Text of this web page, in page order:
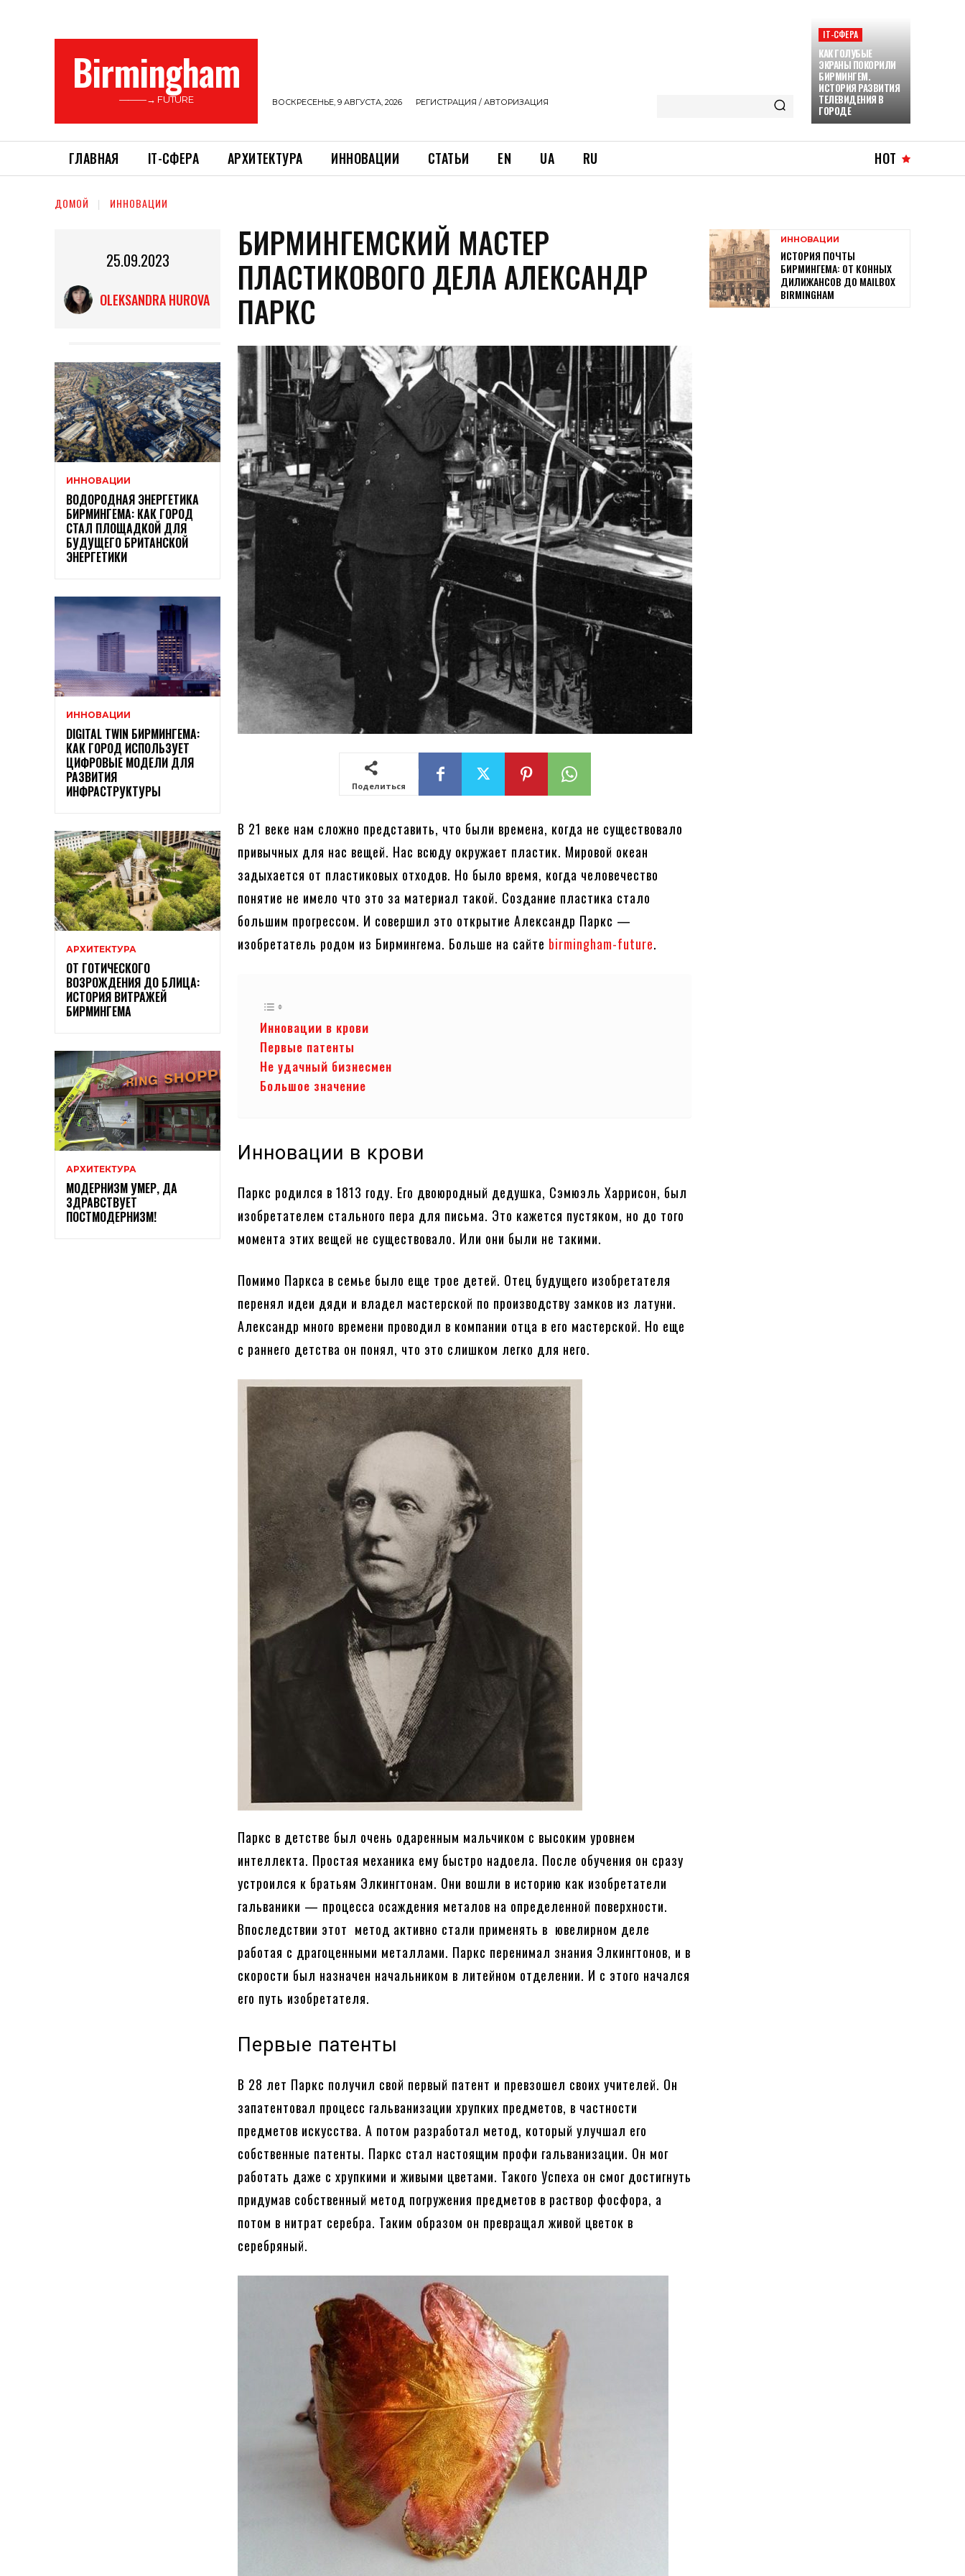
Birmingham
———→ FUTURE ВОСКРЕСЕНЬЕ, 9 АВГУСТА, 2026 РЕГИСТРАЦИЯ / АВТОРИЗАЦИЯ
ІТ-СФЕРА
КАК ГОЛУБЫЕ
ЭКРАНЫ ПОКОРИЛИ
БИРМИНГЕМ.
ИСТОРИЯ РАЗВИТИЯ
ТЕЛЕВИДЕНИЯ В
ГОРОДЕ
ГЛАВНАЯ ІТ-СФЕРА АРХИТЕКТУРА ИННОВАЦИИ СТАТЬИ EN UA RU HOT
ДОМОЙ ИННОВАЦИИ
25.09.2023
OLEKSANDRA HUROVA
ИННОВАЦИИ
ВОДОРОДНАЯ ЭНЕРГЕТИКА
БИРМИНГЕМА: КАК ГОРОД
СТАЛ ПЛОЩАДКОЙ ДЛЯ
БУДУЩЕГО БРИТАНСКОЙ
ЭНЕРГЕТИКИ
ИННОВАЦИИ
DIGITAL TWIN БИРМИНГЕМА:
КАК ГОРОД ИСПОЛЬЗУЕТ
ЦИФРОВЫЕ МОДЕЛИ ДЛЯ
РАЗВИТИЯ
ИНФРАСТРУКТУРЫ
АРХИТЕКТУРА
ОТ ГОТИЧЕСКОГО
ВОЗРОЖДЕНИЯ ДО БЛИЦА:
ИСТОРИЯ ВИТРАЖЕЙ
БИРМИНГЕМА
АРХИТЕКТУРА
МОДЕРНИЗМ УМЕР, ДА
ЗДРАВСТВУЕТ
ПОСТМОДЕРНИЗМ!
БИРМИНГЕМСКИЙ МАСТЕР
ПЛАСТИКОВОГО ДЕЛА АЛЕКСАНДР
ПАРКС
Поделиться
В 21 веке нам сложно представить, что были времена, когда не существовало
привычных для нас вещей. Нас всюду окружает пластик. Мировой океан
задыхается от пластиковых отходов. Но было время, когда человечество
понятие не имело что это за материал такой. Создание пластика стало
большим прогрессом. И совершил это открытие Александр Паркс —
изобретатель родом из Бирмингема. Больше на сайте birmingham-future.
Инновации в крови
Первые патенты
Не удачный бизнесмен
Большое значение
Инновации в крови
Паркс родился в 1813 году. Его двоюродный дедушка, Сэмюэль Харрисон, был
изобретателем стального пера для письма. Это кажется пустяком, но до того
момента этих вещей не существовало. Или они были не такими.
Помимо Паркса в семье было еще трое детей. Отец будущего изобретателя
перенял идеи дяди и владел мастерской по производству замков из латуни.
Александр много времени проводил в компании отца в его мастерской. Но еще
с раннего детства он понял, что это слишком легко для него.
Паркс в детстве был очень одаренным мальчиком с высоким уровнем
интеллекта. Простая механика ему быстро надоела. После обучения он сразу
устроился к братьям Элкингтонам. Они вошли в историю как изобретатели
гальваники — процесса осаждения металов на определенной поверхности.
Впоследствии этот метод активно стали применять в ювелирном деле
работая с драгоценными металлами. Паркс перенимал знания Элкингтонов, и в
скорости был назначен начальником в литейном отделении. И с этого начался
его путь изобретателя.
Первые патенты
В 28 лет Паркс получил свой первый патент и превзошел своих учителей. Он
запатентовал процесс гальванизации хрупких предметов, в частности
предметов искусства. А потом разработал метод, который улучшал его
собственные патенты. Паркс стал настоящим профи гальванизации. Он мог
работать даже с хрупкими и живыми цветами. Такого Успеха он смог достигнуть
придумав собственный метод погружения предметов в раствор фосфора, а
потом в нитрат серебра. Таким образом он превращал живой цветок в
серебряный.
ИННОВАЦИИ
ИСТОРИЯ ПОЧТЫ
БИРМИНГЕМА: ОТ КОННЫХ
ДИЛИЖАНСОВ ДО MAILBOX
BIRMINGHAM